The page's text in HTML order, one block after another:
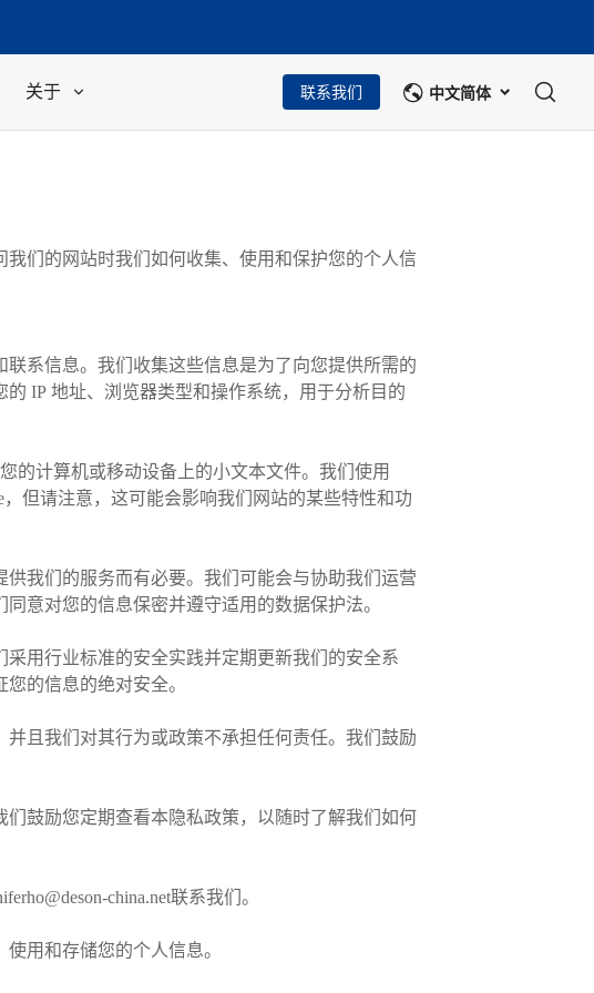
关于 联系我们 中文简体
们的网站时我们如何收集、使用和保护您的个人信
系信息。我们收集这些信息是为了向您提供所需的
IP 地址、浏览器类型和操作系统，用于分析目的
的计算机或移动设备上的小文本文件。我们使用
但请注意，这可能会影响我们网站的某些特性和功
我们的服务而有必要。我们可能会与协助我们运营
意对您的信息保密并遵守适用的数据保护法。
用行业标准的安全实践并定期更新我们的安全系
的信息的绝对安全。
且我们对其行为或政策不承担任何责任。我们鼓励
鼓励您定期查看本隐私政策，以随时了解我们如何
china.net联系我们。
用和存储您的个人信息。